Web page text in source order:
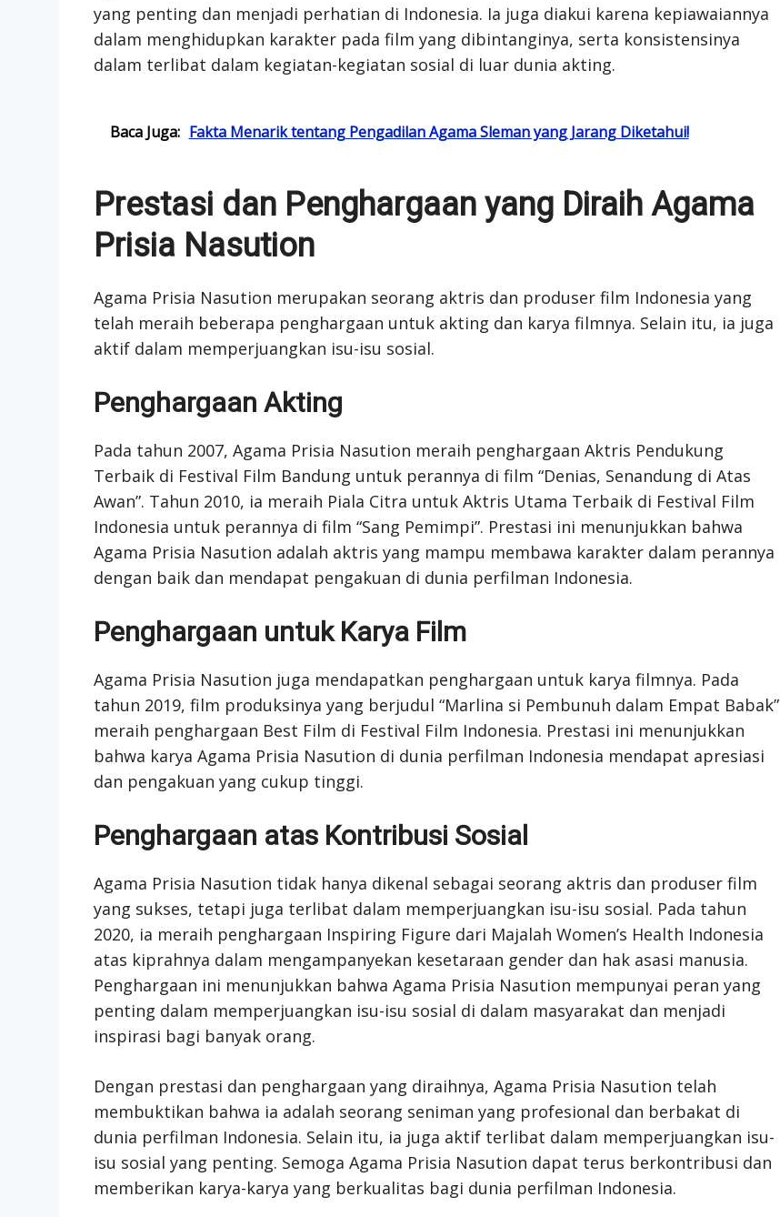
yang penting dan menjadi perhatian di Indonesia. Ia juga diakui karena kepiawaiannya
dalam menghidupkan karakter pada film yang dibintanginya, serta konsistensinya
dalam terlibat dalam kegiatan-kegiatan sosial di luar dunia akting.
Baca Juga: Fakta Menarik tentang Pengadilan Agama Sleman yang Jarang Diketahui!
Prestasi dan Penghargaan yang Diraih Agama
Prisia Nasution
Agama Prisia Nasution merupakan seorang aktris dan produser film Indonesia yang
telah meraih beberapa penghargaan untuk akting dan karya filmnya. Selain itu, ia juga
aktif dalam memperjuangkan isu-isu sosial.
Penghargaan Akting
Pada tahun 2007, Agama Prisia Nasution meraih penghargaan Aktris Pendukung
Terbaik di Festival Film Bandung untuk perannya di film “Denias, Senandung di Atas
Awan”. Tahun 2010, ia meraih Piala Citra untuk Aktris Utama Terbaik di Festival Film
Indonesia untuk perannya di film “Sang Pemimpi”. Prestasi ini menunjukkan bahwa
Agama Prisia Nasution adalah aktris yang mampu membawa karakter dalam perannya
dengan baik dan mendapat pengakuan di dunia perfilman Indonesia.
Penghargaan untuk Karya Film
Agama Prisia Nasution juga mendapatkan penghargaan untuk karya filmnya. Pada
tahun 2019, film produksinya yang berjudul “Marlina si Pembunuh dalam Empat Babak”
meraih penghargaan Best Film di Festival Film Indonesia. Prestasi ini menunjukkan
bahwa karya Agama Prisia Nasution di dunia perfilman Indonesia mendapat apresiasi
dan pengakuan yang cukup tinggi.
Penghargaan atas Kontribusi Sosial
Agama Prisia Nasution tidak hanya dikenal sebagai seorang aktris dan produser film
yang sukses, tetapi juga terlibat dalam memperjuangkan isu-isu sosial. Pada tahun
2020, ia meraih penghargaan Inspiring Figure dari Majalah Women’s Health Indonesia
atas kiprahnya dalam mengampanyekan kesetaraan gender dan hak asasi manusia.
Penghargaan ini menunjukkan bahwa Agama Prisia Nasution mempunyai peran yang
penting dalam memperjuangkan isu-isu sosial di dalam masyarakat dan menjadi
inspirasi bagi banyak orang.
Dengan prestasi dan penghargaan yang diraihnya, Agama Prisia Nasution telah
membuktikan bahwa ia adalah seorang seniman yang profesional dan berbakat di
dunia perfilman Indonesia. Selain itu, ia juga aktif terlibat dalam memperjuangkan isu-
isu sosial yang penting. Semoga Agama Prisia Nasution dapat terus berkontribusi dan
memberikan karya-karya yang berkualitas bagi dunia perfilman Indonesia.